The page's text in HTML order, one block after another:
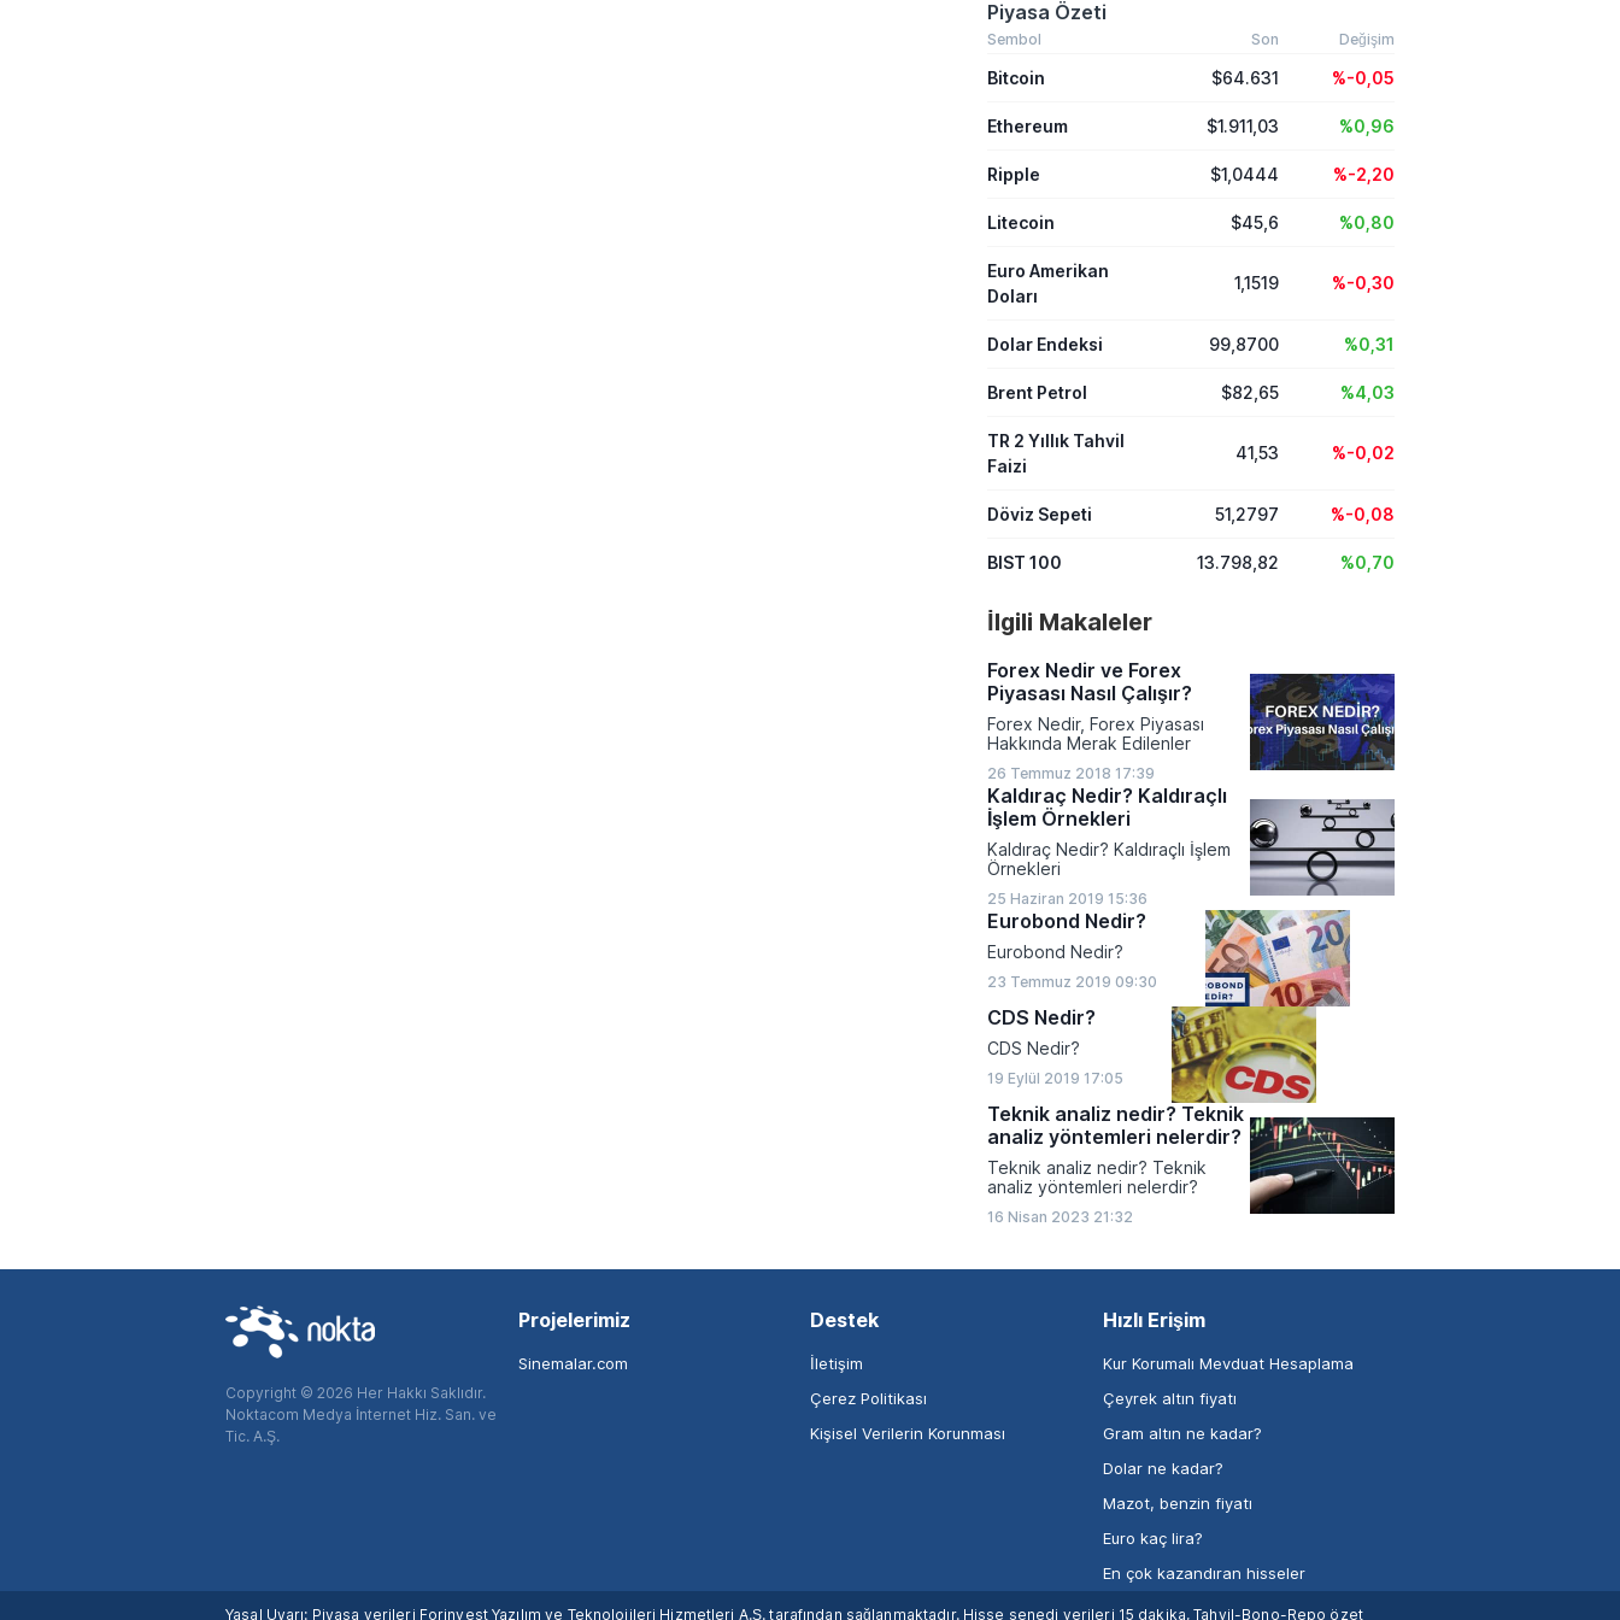
bu yana aynı dönemde
kaydedilen en zayıf stok verisi
arz güvenliği konusundaki
Piyasa Özeti
Sembol Son Değişim
Bitcoin $64.631 %-0,05
Ethereum $1.911,03 %0,96
Ripple $1,0444 %-2,20
Litecoin $45,6 %0,80
Euro Amerikan
Doları
1,1519 %-0,30
Dolar Endeksi 99,8700 %0,31
Brent Petrol $82,65 %4,03
TR 2 Yıllık Tahvil
Faizi
41,53 %-0,02
Döviz Sepeti 51,2797 %-0,08
BIST 100 13.798,82 %0,70
İlgili Makaleler
Forex Nedir ve Forex
Piyasası Nasıl Çalışır?
Forex Nedir, Forex Piyasası
Hakkında Merak Edilenler
26 Temmuz 2018 17:39
Kaldıraç Nedir? Kaldıraçlı
İşlem Örnekleri
Kaldıraç Nedir? Kaldıraçlı İşlem
Örnekleri
25 Haziran 2019 15:36
Eurobond Nedir?
Eurobond Nedir?
23 Temmuz 2019 09:30
CDS Nedir?
CDS Nedir?
19 Eylül 2019 17:05
Teknik analiz nedir? Teknik
analiz yöntemleri nelerdir?
Teknik analiz nedir? Teknik
analiz yöntemleri nelerdir?
16 Nisan 2023 21:32
Copyright © 2026 Her Hakkı Saklıdır.
Noktacom Medya İnternet Hiz. San. ve
Tic. A.Ş.
Projelerimiz
Sinemalar.com
Destek
İletişim
Çerez Politikası
Kişisel Verilerin Korunması
Hızlı Erişim
Kur Korumalı Mevduat Hesaplama
Çeyrek altın fiyatı
Gram altın ne kadar?
Dolar ne kadar?
Mazot, benzin fiyatı
Euro kaç lira?
En çok kazandıran hisseler
Yasal Uyarı: Piyasa verileri Forinvest Yazılım ve Teknolojileri Hizmetleri A.Ş. tarafından sağlanmaktadır. Hisse senedi verileri 15 dakika, Tahvil-Bono-Repo özet